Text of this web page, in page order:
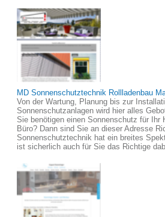
MD Sonnenschutztechnik Rollladenbau
Von der Wartung, Planung bis zur
Sonnenschutzanlagen wird hier alles
Sie benötigen einen Sonnenschutz für Ihr
Büro? Dann sind Sie an dieser Adresse
Sonnenschutztechnik hat ein breites
ist sicherlich auch für Sie das Richtige